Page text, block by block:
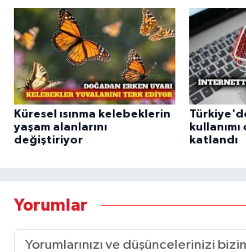
Küresel ısınma kelebeklerin
yaşam alanlarını
değiştiriyor
katlandı
Yorumlar